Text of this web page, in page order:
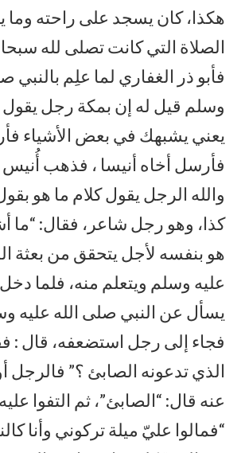
هكذا، كان يسجد على راحته وما
الصلاة التي كانت تصلى لله
فأبو ذر الغفاري لما علِم بالنبي
وسلم قيل له إن بمكة رجل يقول
يعني يشبهك في بعض الأشياء
فأرسل أخاه أنيسا ، فذهب أُنيس
والله الرجل يقول كلام ما هو
كذا، وهو رجل شاعر، فقال: “ما
هو بنفسه لأجل يتحقق من بعثة
عليه وسلم ويتعلم منه، فلما
يسأل عن النبي صلى الله عليه
فجاء إلى رجل استضعفه، قال :
الذي تدعونه الصابئ ؟” فالرجل
عنه قال: “الصابئ”، ثم التفوا
“فمالوا عليّ ميلة تركوني وأنا